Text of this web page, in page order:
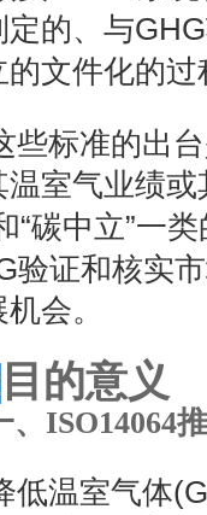
定的、与GHG
的文件化的
些标准的出
温室气业绩
“碳中立”一
验证和核实
会。
目的意义
、ISO14064
低温室气体